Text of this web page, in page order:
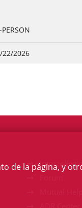
22/2026
de la página, y